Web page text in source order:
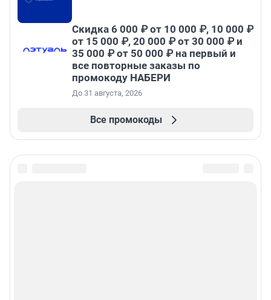
Скидка 6 000 ₽ от 10 000 ₽, 10 000 ₽
от 15 000 ₽, 20 000 ₽ от 30 000 ₽ и
35 000 ₽ от 50 000 ₽ на первый и
все повторные заказы по
промокоду НАБЕРИ
До 31 августа, 2026
Все промокоды